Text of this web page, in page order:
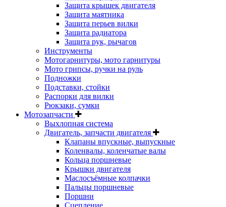
Защита крышек двигателя
Защита маятника
Защита перьев вилки
Защита радиатора
Защита рук, рычагов
Инструменты
Мотогарнитуры, мото гарнитуры
Мото грипсы, ручки на руль
Подножки
Подставки, стойки
Распорки для вилки
Рюкзаки, сумки
Мотозапчасти
Выхлопная система
Двигатель, запчасти двигателя
Клапаны впускные, выпускные
Коленвалы, коленчатые валы
Кольца поршневые
Крышки двигателя
Маслосъёмные колпачки
Пальцы поршневые
Поршни
Сцепление